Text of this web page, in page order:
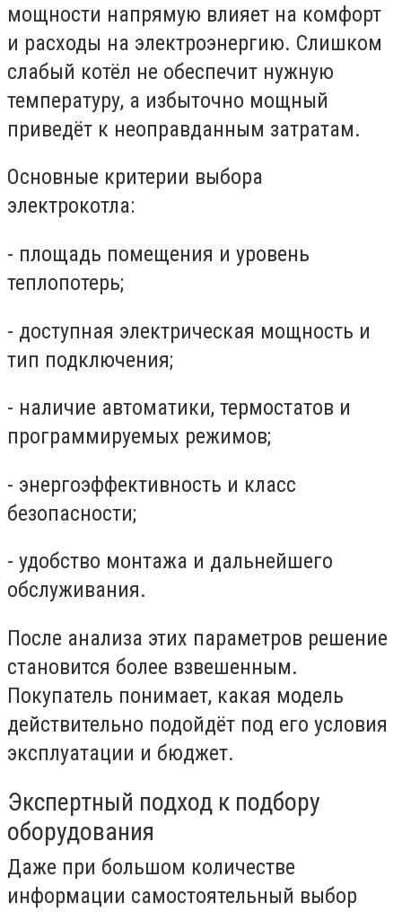
мощности напрямую влияет на комфорт
и расходы на электроэнергию. Слишком
слабый котёл не обеспечит нужную
температуру, а избыточно мощный
приведёт к неоправданным затратам.
Основные критерии выбора
электрокотла:
- площадь помещения и уровень
теплопотерь;
- доступная электрическая мощность и
тип подключения;
- наличие автоматики, термостатов и
программируемых режимов;
- энергоэффективность и класс
безопасности;
- удобство монтажа и дальнейшего
обслуживания.
После анализа этих параметров решение
становится более взвешенным.
Покупатель понимает, какая модель
действительно подойдёт под его условия
эксплуатации и бюджет.
Экспертный подход к подбору
оборудования
Даже при большом количестве
информации самостоятельный выбор